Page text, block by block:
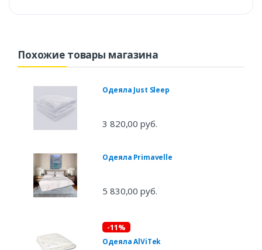
Похожие товары магазина
Одеяла Just Sleep
3 820,00 руб.
Одеяла Primavelle
5 830,00 руб.
-11%
Одеяла AlViTek